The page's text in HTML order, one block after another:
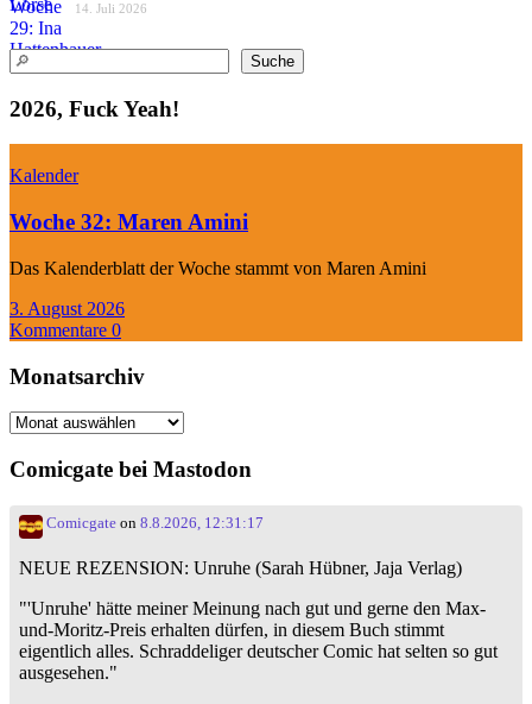
14. Juli 2026
Suchen Suche
2026, Fuck Yeah!
Kalender
Woche 32: Maren Amini
Das Kalenderblatt der Woche stammt von Maren Amini
3. August 2026
Kommentare 0
Monatsarchiv
Monatsarchiv
Comicgate bei Mastodon
Comicgate on 8.8.2026, 12:31:17
NEUE REZENSION: Unruhe (Sarah Hübner, Jaja Verlag)
"'Unruhe' hätte meiner Meinung nach gut und gerne den Max-
und-Moritz-Preis erhalten dürfen, in diesem Buch stimmt
eigentlich alles. Schraddeliger deutscher Comic hat selten so gut
ausgesehen."